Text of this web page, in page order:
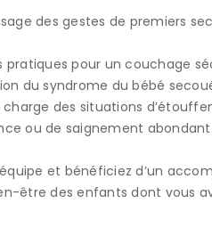
des gestes de premiers
pratiques pour un couchage
du syndrome du bébé
charge des situations
ou de saignement abondant.
et bénéficiez d’un
être des enfants dont vous